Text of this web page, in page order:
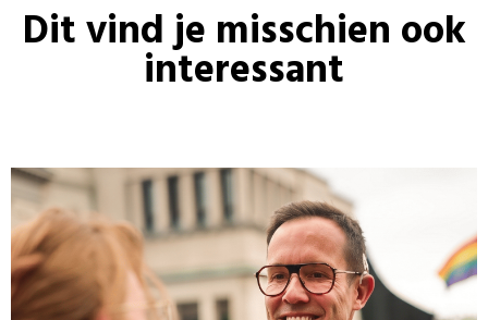
Dit vind je misschien ook
interessant